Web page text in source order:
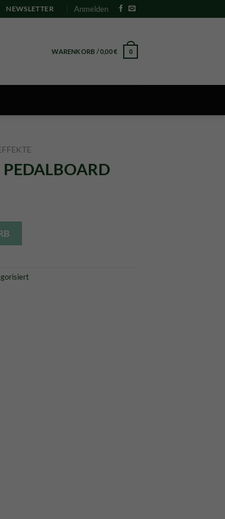
NEWSLETTER Anmelden
WARENKORB /0,00€ 0